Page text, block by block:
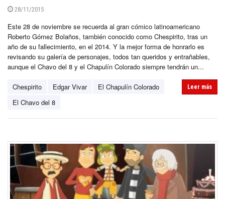
28/11/2015
Este 28 de noviembre se recuerda al gran cómico latinoamericano
Roberto Gómez Bolaños, también conocido como Chespirito, tras un
año de su fallecimiento, en el 2014. Y la mejor forma de honrarlo es
revisando su galería de personajes, todos tan queridos y entrañables,
aunque el Chavo del 8 y el Chapulín Colorado siempre tendrán un...
Chespirito Edgar Vivar
El Chapulín Colorado
El Chavo del 8
Leer más